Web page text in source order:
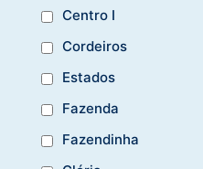
Centro I
Cordeiros
Estados
Fazenda
Fazendinha